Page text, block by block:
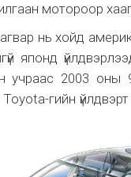
мотороор
нь хойд
японд
учраас 2003 оны
гийн